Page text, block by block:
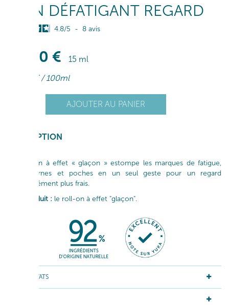
SOIN DÉFATIGANT REGARD
4.8/5 - 8 avis
,00 €
15 ml
/ 100ml
AJOUTER AU PANIER
DESCRIPTION
Ce roll-on à effet « glaçon » estompe les marques de fatigue,
rides, cernes et poches en un seul geste pour un regard
instantanément plus frais.
Le + produit : le roll-on à effet "glaçon".
RÉSULTATS